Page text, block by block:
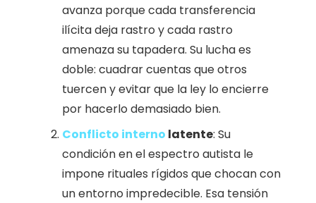
avanza porque cada transferencia
ilícita deja rastro y cada rastro
amenaza su tapadera. Su lucha es
doble: cuadrar cuentas que otros
tuercen y evitar que la ley lo encierre
por hacerlo demasiado bien.
Conflicto interno latente: Su
condición en el espectro autista le
impone rituales rígidos que chocan con
un entorno impredecible. Esa tensión